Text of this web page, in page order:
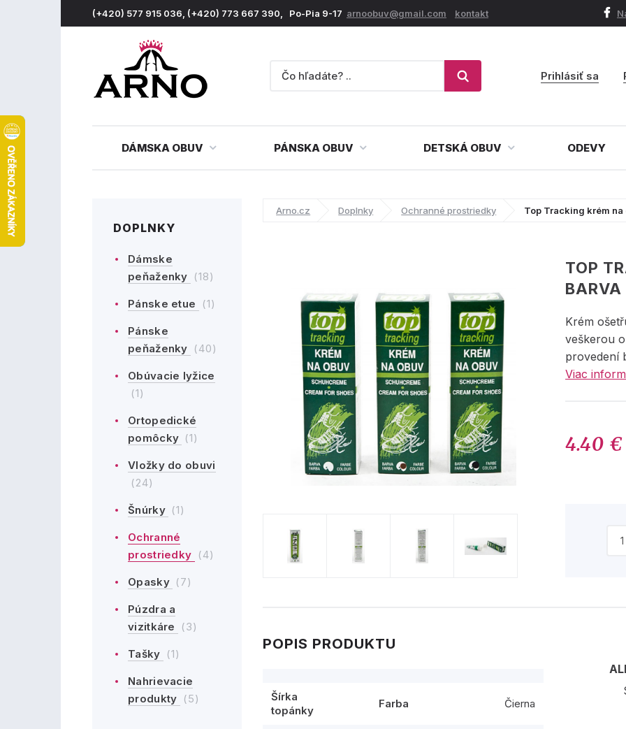
(+420) 577 915 036, (+420) 773 667 390, Po-Pia 9-17 arnoobuv@gmail.com kontakt
Prihlásiť sa
DÁMSKA OBUV PÁNSKA OBUV DETSKÁ OBUV ODEVY
DOPLNKY
Dámske
peňaženky (18)
Pánske etue (1)
Pánske
peňaženky (40)
Obúvacie lyžice
(1)
Ortopedické
pomôcky (1)
Vložky do obuvi
(24)
Šnúrky (1)
Ochranné
prostriedky (4)
Opasky (7)
Púzdra a
vizitkáre
(3)
Tašky (1)
Nahrievacie
produkty (5)
Arno.cz Doplnky Ochranné prostriedky Top Tracking krém na
TOP
BARVA
Krém
veškerou
provedení
Viac
4.40 €
POPIS PRODUKTU
Šírka
topánky
Farba Čierna